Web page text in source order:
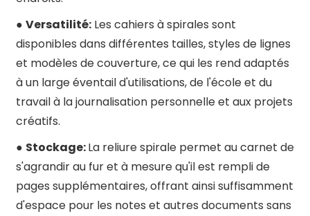
● Versatilité:Les cahiers à spirales sont
disponibles dans différentes tailles, styles de lignes
et modèles de couverture, ce qui les rend adaptés
à un large éventail d'utilisations, de l'école et du
travail à la journalisation personnelle et aux projets
créatifs.
● Stockage:La reliure spirale permet au carnet de
s'agrandir au fur et à mesure qu'il est rempli de
pages supplémentaires, offrant ainsi suffisamment
d'espace pour les notes et autres documents sans